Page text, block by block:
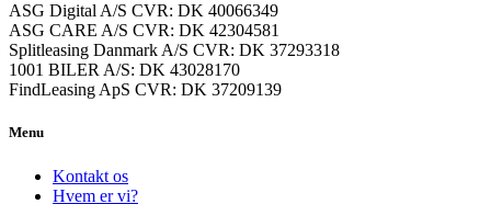
ASG Digital A/S CVR: DK 40066349
ASG CARE A/S CVR: DK 42304581
Splitleasing Danmark A/S CVR: DK 37293318
1001 BILER A/S: DK 43028170
FindLeasing ApS CVR: DK 37209139
Menu
Kontakt os
Hvem er vi?